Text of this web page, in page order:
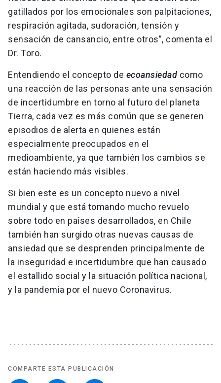
gatillados por los emocionales son palpitaciones,
respiración agitada, sudoración, tensión y
sensación de cansancio, entre otros”, comenta el
Dr. Toro.
Entendiendo el concepto de ecoansiedad como
una reacción de las personas ante una sensación
de incertidumbre en torno al futuro del planeta
Tierra, cada vez es más común que se generen
episodios de alerta en quienes están
especialmente preocupados en el
medioambiente, ya que también los cambios se
están haciendo más visibles.
Si bien este es un concepto nuevo a nivel
mundial y que está tomando mucho revuelo
sobre todo en países desarrollados, en Chile
también han surgido otras nuevas causas de
ansiedad que se desprenden principalmente de
la inseguridad e incertidumbre que han causado
el estallido social y la situación política nacional,
y la pandemia por el nuevo Coronavirus.
COMPARTE ESTA PUBLICACIÓN